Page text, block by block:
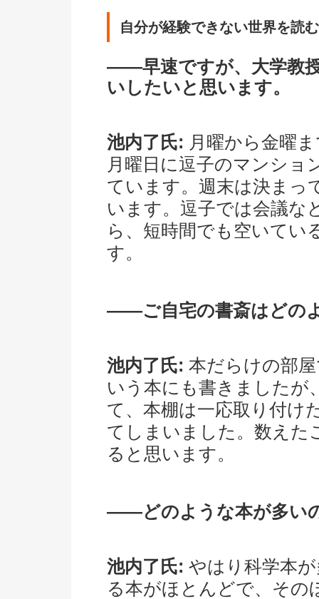
自分が経験できない世界を読む
――早速ですが、大学教
いしたいと思います。
池内了氏: 月曜から金曜
月曜日に逗子のマンショ
ています。週末は決まっ
います。逗子では会議な
ら、短時間でも空いてい
す。
――ご自宅の書斎はどの
池内了氏: 本だらけの部
いう本にも書きましたが
て、本棚は一応取り付け
てしまいました。数えた
ると思います。
――どのような本が多い
池内了氏: やはり科学本
る本がほとんどで、その